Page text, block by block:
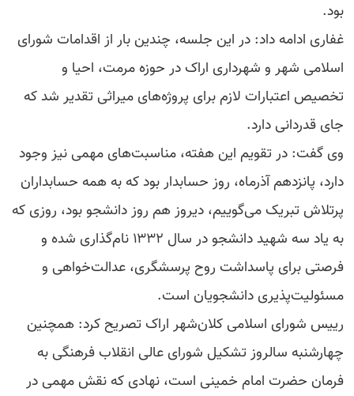
بود.
غفاری ادامه داد: در این جلسه، چندین بار از اقدامات شورای
اسلامی شهر و شهرداری اراک در حوزه مرمت، احیا و
تخصیص اعتبارات لازم برای پروژه‌های میراثی تقدیر شد که
جای قدردانی دارد.
وی گفت: در تقویم این هفته، مناسبت‌های مهمی نیز وجود
دارد، پانزدهم آذرماه، روز حسابدار بود که به همه حسابداران
پرتلاش تبریک می‌گوییم، دیروز هم روز دانشجو بود، روزی که
به یاد سه شهید دانشجو در سال ۱۳۳۲ نام‌گذاری شده و
فرصتی برای پاسداشت روح پرسشگری، عدالت‌خواهی و
مسئولیت‌پذیری دانشجویان است.
رییس شورای اسلامی کلان‌شهر اراک تصریح کرد: همچنین
چهارشنبه سالروز تشکیل شورای عالی انقلاب فرهنگی به
فرمان حضرت امام خمینی است، نهادی که نقش مهمی در